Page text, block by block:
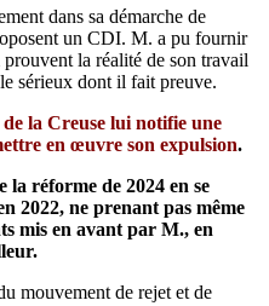
dans sa démarche de
un CDI. M. a pu fournir
la réalité de son travail
sérieux dont il fait preuve.
la Creuse lui notifie une
en œuvre son expulsion.
réforme de 2024 en se
2022, ne prenant pas même
mis en avant par M., en
mouvement de rejet et de